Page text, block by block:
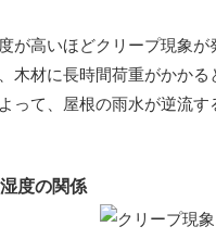
が高いほどクリープ現象
木材に長時間荷重がかか
って、屋根の雨水が逆流
度の関係